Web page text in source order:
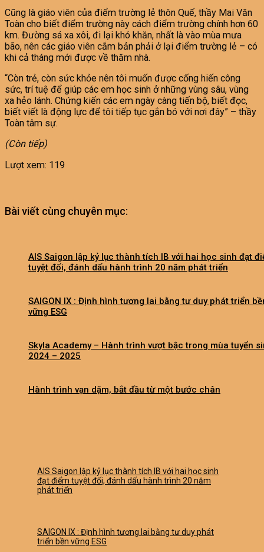
Cũng là giáo viên của điểm trường lẻ thôn Quế, thầy Mai Văn
Toàn cho biết điểm trường này cách điểm trường chính hơn 60
km. Đường sá xa xôi, đi lại khó khăn, nhất là vào mùa mưa
bão, nên các giáo viên cắm bản phải ở lại điểm trường lẻ – có
khi cả tháng mới được về thăm nhà.
“Còn trẻ, còn sức khỏe nên tôi muốn được cống hiến công
sức, trí tuệ để giúp các em học sinh ở những vùng sâu, vùng
xa hẻo lánh. Chứng kiến các em ngày càng tiến bộ, biết đọc,
biết viết là động lực để tôi tiếp tục gắn bó với nơi đây” – thầy
Toàn tâm sự.
(Còn tiếp)
Lượt xem: 119
Bài viết cùng chuyên mục:
AIS Saigon lập kỷ lục thành tích IB với hai học sinh đạt
tuyệt đối, đánh dấu hành trình 20 năm phát triển
SAIGON IX : Định hình tương lai bằng tư duy phát triển
vững ESG
Skyla Academy – Hành trình vượt bậc trong mùa tuyển
2024 – 2025
Hành trình vạn dặm, bắt đầu từ một bước chân
AIS Saigon lập kỷ lục thành tích IB với hai học sinh
đạt điểm tuyệt đối, đánh dấu hành trình 20 năm
phát triển
SAIGON IX : Định hình tương lai bằng tư duy phát
triển bền vững ESG